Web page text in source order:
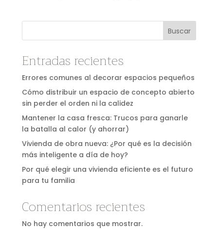
Buscar
Entradas recientes
Errores comunes al decorar espacios pequeños
Cómo distribuir un espacio de concepto abierto
sin perder el orden ni la calidez
Mantener la casa fresca: Trucos para ganarle
la batalla al calor (y ahorrar)
Vivienda de obra nueva: ¿Por qué es la decisión
más inteligente a día de hoy?
Por qué elegir una vivienda eficiente es el futuro
para tu familia
Comentarios recientes
No hay comentarios que mostrar.